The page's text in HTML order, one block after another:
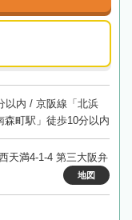
以内 / 京阪線「北浜
町駅」徒歩10分以内
天満4-1-4 第三大阪弁
地図